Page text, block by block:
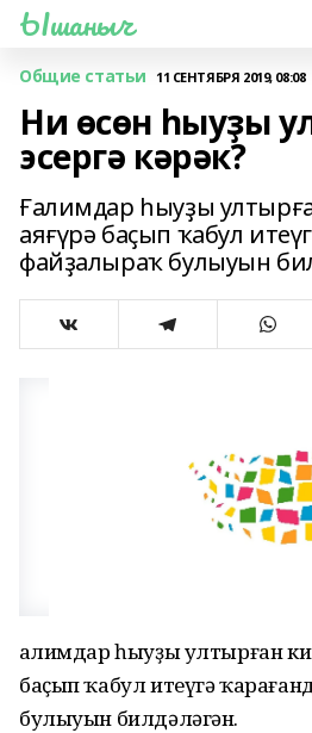
Ышаныч
Общие статьи 11 СЕНТЯБРЯ 2019, 08:08
Ни өсөн һыуҙы
эсергә кәрәк?
Ғалимдар һыуҙы
аяғүрә баҫып ҡабул
файҙалыраҡ булыуын
Ғалимдар һыуҙы ултырған
баҫып ҡабул итеүгә
булыуын билдәләгән.